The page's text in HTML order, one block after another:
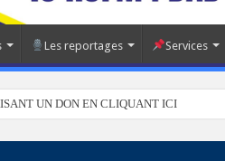
Les reportages Services
UN DON EN CLIQUANT ICI